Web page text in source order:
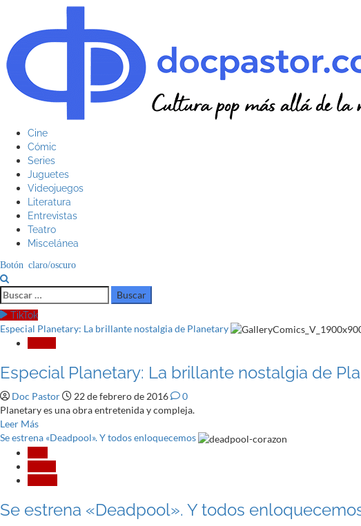
contenido
Menú
principal
Cine
Cómic
Series
Juguetes
Videojuegos
Literatura
Entrevistas
Teatro
Miscelánea
Botón claro/oscuro
Buscar:
TikTok
Especial Planetary: La brillante nostalgia de Planetary
Especial Planetary: La brillante nostalgia de
Doc Pastor 22 de febrero de 2016
0
Planetary es una obra entretenida y compleja.
Leer MásLeer
más
La
Se estrena «Deadpool». Y todos enloquecemos
Se estrena «Deadpool». Y todos